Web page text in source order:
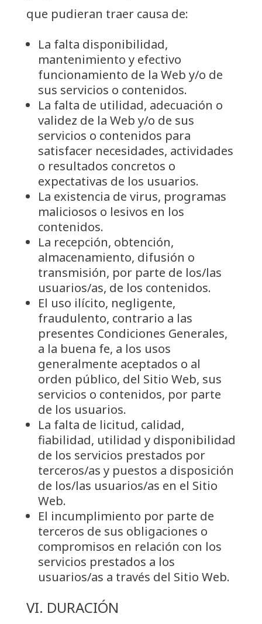
que pudieran traer causa de:
La falta disponibilidad,
mantenimiento y efectivo
funcionamiento de la Web y/o de
sus servicios o contenidos.
La falta de utilidad, adecuación o
validez de la Web y/o de sus
servicios o contenidos para
satisfacer necesidades, actividades
o resultados concretos o
expectativas de los usuarios.
La existencia de virus, programas
maliciosos o lesivos en los
contenidos.
La recepción, obtención,
almacenamiento, difusión o
transmisión, por parte de los/las
usuarios/as, de los contenidos.
El uso ilícito, negligente,
fraudulento, contrario a las
presentes Condiciones Generales,
a la buena fe, a los usos
generalmente aceptados o al
orden público, del Sitio Web, sus
servicios o contenidos, por parte
de los usuarios.
La falta de licitud, calidad,
fiabilidad, utilidad y disponibilidad
de los servicios prestados por
terceros/as y puestos a disposición
de los/las usuarios/as en el Sitio
Web.
El incumplimiento por parte de
terceros de sus obligaciones o
compromisos en relación con los
servicios prestados a los
usuarios/as a través del Sitio Web.
VI. DURACIÓN